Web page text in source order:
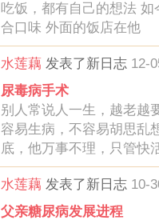
吃饭，都有自己的想法
合口味 外面的饭店在他
水莲藕 发表了新日志 12-
尿毒病手术
别人常说人一生，越老越
容易生病，不容易胡思乱
底，他万事不理，只管快
水莲藕 发表了新日志 10-
父亲糖尿病发展进程